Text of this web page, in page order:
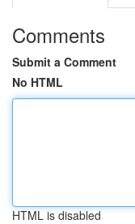
Comments
Submit a Comment
No HTML
HTML is disabled